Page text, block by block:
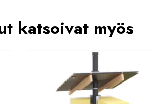
katsoivat myös